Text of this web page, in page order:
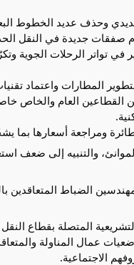
وحذف عديد الخطوط
صفقات جديدة في النقل
في تواتر الرحلات الجوية
المطارات واعتماد
القطاعين العام والخاص
ومراجعة أسعارها بما
والتنبيه إلى ضعف
الضباط المتعاقدين
المتصلة بقطاع
عمال المناولة
الاجتماعية.